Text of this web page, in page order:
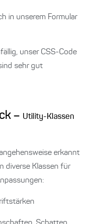
in unserem Formular
unser CSS-Code
sehr gut
– Utility-Klassen
erkannt
diverse Klassen für